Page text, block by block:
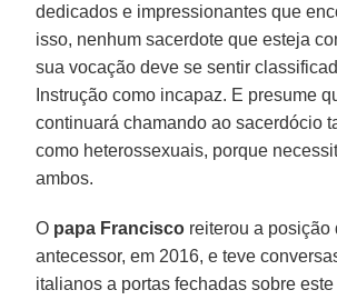
dedicados e impressionantes que
isso, nenhum sacerdote que esteja
sua vocação deve se sentir
Instrução como incapaz. E presume
continuará chamando ao sacerdócio
como heterossexuais, porque
ambos.
O papa Francisco reiterou a posição
antecessor, em 2016, e teve
italianos a portas fechadas sobre